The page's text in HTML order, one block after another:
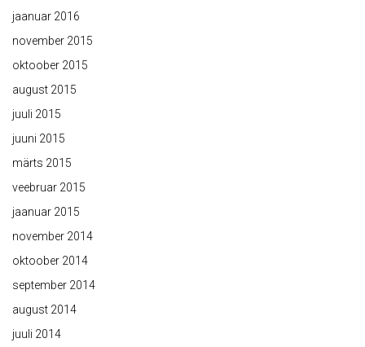
jaanuar 2016
november 2015
oktoober 2015
august 2015
juuli 2015
juuni 2015
märts 2015
veebruar 2015
jaanuar 2015
november 2014
oktoober 2014
september 2014
august 2014
juuli 2014